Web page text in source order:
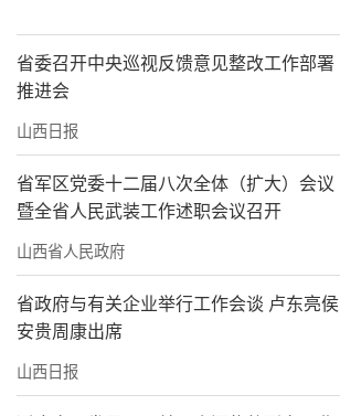
省委召开中央巡视反馈意见整改工作部署
推进会
山西日报
省军区党委十二届八次全体（扩大）会议
暨全省人民武装工作述职会议召开
山西省人民政府
省政府与有关企业举行工作会谈 卢东亮侯
安贵周康出席
山西日报